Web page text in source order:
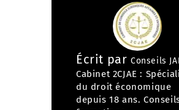
Écrit par Conseils
Cabinet 2CJAE :
du droit économique
depuis 18 ans.